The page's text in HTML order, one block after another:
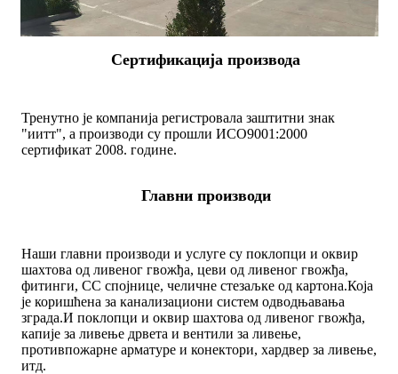
Сертификација производа
Тренутно је компанија регистровала заштитни знак
"иитт", а производи су прошли ИСО9001:2000
сертификат 2008. године.
Главни производи
Наши главни производи и услуге су поклопци и оквир
шахтова од ливеног гвожђа, цеви од ливеног гвожђа,
фитинги, СС спојнице, челичне стезаљке од картона.Која
је коришћена за канализациони систем одводњавања
зграда.И поклопци и оквир шахтова од ливеног гвожђа,
капије за ливење дрвета и вентили за ливење,
противпожарне арматуре и конектори, хардвер за ливење,
итд.